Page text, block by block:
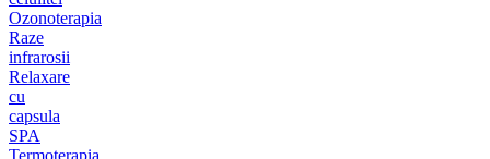
Ozonoterapia
Raze
infrarosii
Relaxare
cu
capsula
SPA